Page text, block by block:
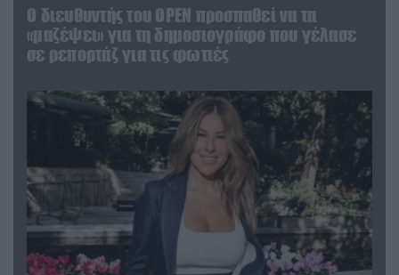
O διευθυντής του OPEN προσπαθεί να τα
«μαζέψει» για τη δημοσιογράφο που γέλασε
σε ρεπορτάζ για τις φωτιές